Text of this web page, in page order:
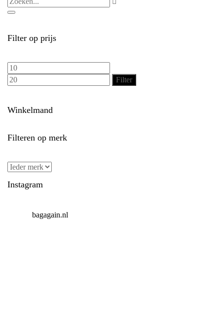
Filter op prijs
Min.
prijs
Max.
Filter
Winkelmand
Filteren op merk
Instagram
bagagain.nl